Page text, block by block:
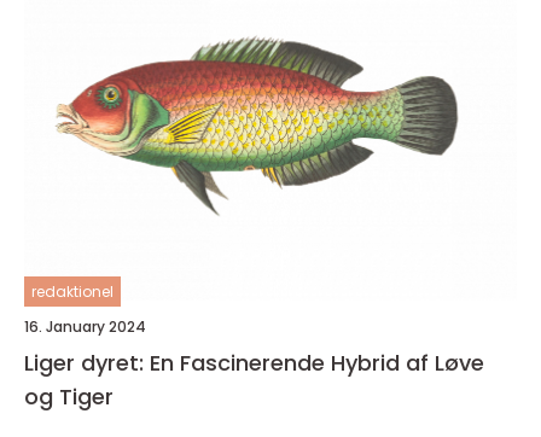
redaktionel
16. January 2024
Liger dyret: En Fascinerende Hybrid af Løve
og Tiger